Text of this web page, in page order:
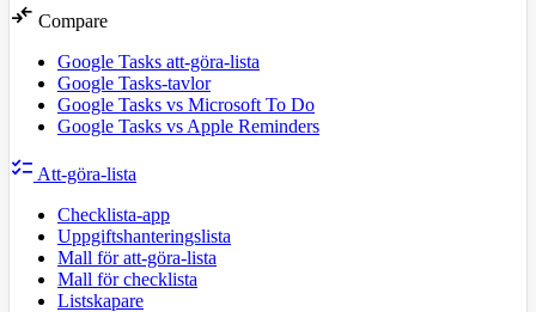
compare_arrows Compare
Google Tasks att-göra-lista
Google Tasks-tavlor
Google Tasks vs Microsoft To Do
Google Tasks vs Apple Reminders
checklist Att-göra-lista
Checklista-app
Uppgiftshanteringslista
Mall för att-göra-lista
Mall för checklista
Listskapare